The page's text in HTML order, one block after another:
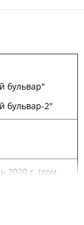
бульвар"
бульвар-2"
2020 г. (дом